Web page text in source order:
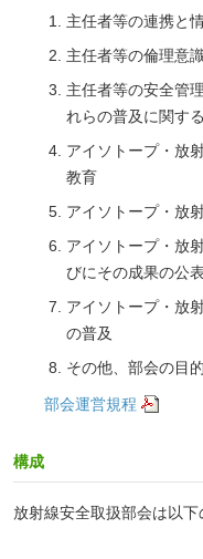
主任者等の連携と
主任者等の倫理意
主任者等の安全管
れらの普及に関す
アイソトープ・放
教育
アイソトープ・放
アイソトープ・放
びにその成果の公表
アイソトープ・放
の普及
その他、部会の目
部会運営規程
構成
放射線安全取扱部会は以下